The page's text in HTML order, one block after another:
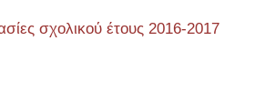
σχολικού έτους 2016-2017